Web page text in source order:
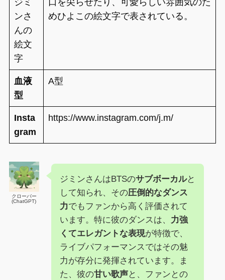
ジミ
ンさ
んの
絵文
字
口を尖らせたり、可愛らしい雰囲気のた
めひよこの絵文字で表されている。
血液
型
A型
Insta
gram
https://www.instagram.com/j.m/
クローバー
(ChatGPT)
ジミンさんはBTSのサブボーカルと
して知られ、その圧倒的なダンス
力でもファンから高く評価されて
います。特に彼のダンスは、 力強
くてエレガントな表現が特徴で、
ライブパフォーマンスではその魅
力が存分に発揮されています。ま
た、彼の甘い歌声と、ファンとの